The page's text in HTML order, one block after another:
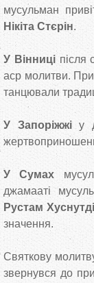
мусульман
Нікіта Стєрін.
У Вінниціпісля
аср молитви.
танцювали
У Запоріжжіу
У Сумах
джамааті
Рустам
значення.
Святкову
звернувся до